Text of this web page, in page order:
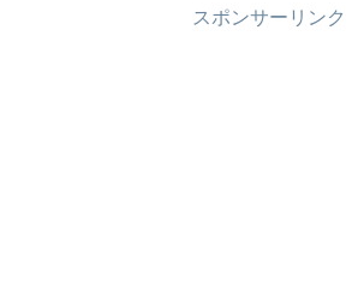
スポンサーリンク